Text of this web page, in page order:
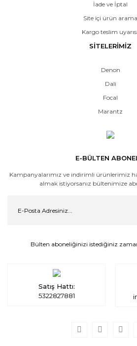
İade ve İptal
Site içi ürün arama
Kargo teslim uyarısı
SİTELERİMİZ
Denon
Dali
Focal
Marantz
E-BÜLTEN
Kampanyalarımız ve indirimli ürünlerimiz
almak istiyorsanız bültenimize
Bülten aboneliğinizi istediğiniz
Satış Hattı:
5322827881